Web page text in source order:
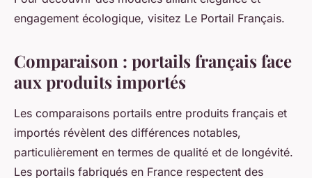
engagement écologique, visitez Le Portail Français.
Comparaison : portails français face
aux produits importés
Les comparaisons portails entre produits français et
importés révèlent des différences notables,
particulièrement en termes de qualité et de longévité.
Les portails fabriqués en France respectent des